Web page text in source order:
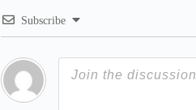
Subscribe